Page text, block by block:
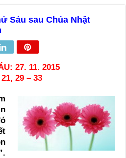
Sáu sau Chúa Nhật
27. 11. 2015
29 – 33